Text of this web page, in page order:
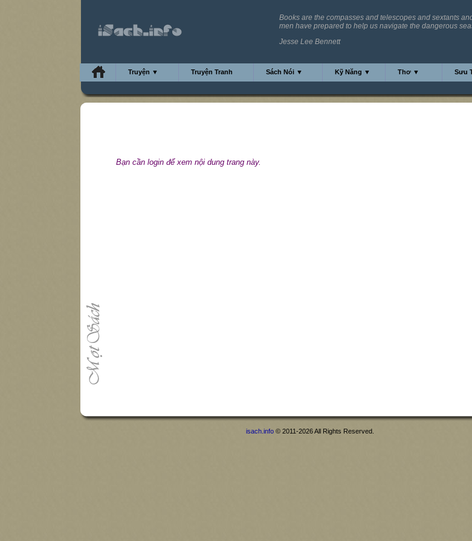
Books are the compasses and telescopes and sextants
men have prepared to help us navigate the dangerous
Jesse Lee Bennett
Truyện ▼ Truyện Tranh Sách Nói ▼ Kỹ Năng ▼ Thơ ▼ Sưu
Bạn cần login để xem nội dung trang này.
isach.info © 2011-2026 All Rights Reserved.